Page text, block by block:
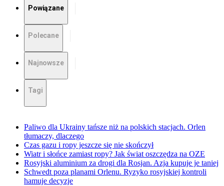
Powiązane
Polecane
Najnowsze
Tagi
Paliwo dla Ukrainy tańsze niż na polskich stacjach. Orlen
tłumaczy, dlaczego
Czas gazu i ropy jeszcze się nie skończył
Wiatr i słońce zamiast ropy? Jak świat oszczędza na OZE
Rosyjski aluminium za drogi dla Rosjan. Azja kupuje je taniej
Schwedt poza planami Orlenu. Ryzyko rosyjskiej kontroli
hamuje decyzje